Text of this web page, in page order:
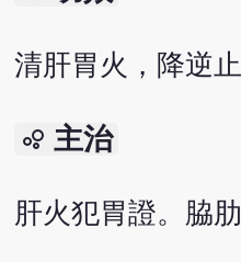
清肝胃火，降逆止
bubble_chart 主治
肝火犯胃證。脇